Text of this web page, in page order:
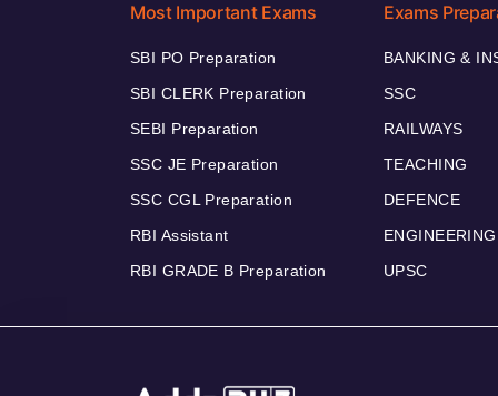
Most Important Exams
SBI PO Preparation
SBI CLERK Preparation
SEBI Preparation
SSC JE Preparation
SSC CGL Preparation
RBI Assistant
RBI GRADE B Preparation
Exams
BANKING &
SSC
RAILWAYS
TEACHING
DEFENCE
ENGINEERING
UPSC